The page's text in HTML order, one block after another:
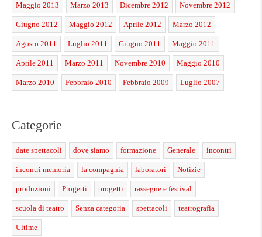
Maggio 2013 Marzo 2013 Dicembre 2012 Novembre 2012
Giugno 2012 Maggio 2012 Aprile 2012 Marzo 2012
Agosto 2011 Luglio 2011 Giugno 2011 Maggio 2011
Aprile 2011 Marzo 2011 Novembre 2010 Maggio 2010
Marzo 2010 Febbraio 2010 Febbraio 2009 Luglio 2007
Categorie
date spettacoli dove siamo formazione Generale incontri
incontri memoria la compagnia laboratori Notizie
produzioni Progetti progetti rassegne e festival
scuola di teatro Senza categoria spettacoli teatrografia
Ultime